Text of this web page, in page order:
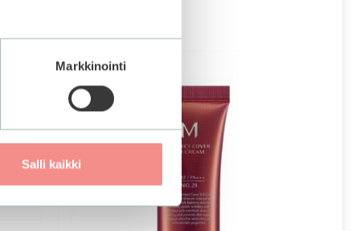
Markkinointi
Salli kaikki
Tällä
on
useampi
muunnelma.
Voit
tehdä
valinnat